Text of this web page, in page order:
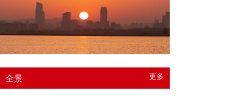
更多
全景